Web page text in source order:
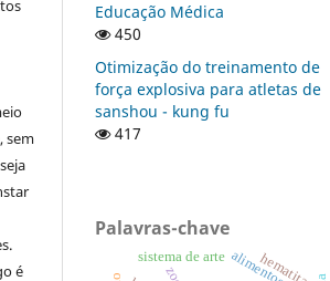
sem
é
Educação Médica
450
Otimização do treinamento de
força explosiva para atletas de
sanshou - kung fu
417
Palavras-chave
hematita
alimentos
sistema de arte